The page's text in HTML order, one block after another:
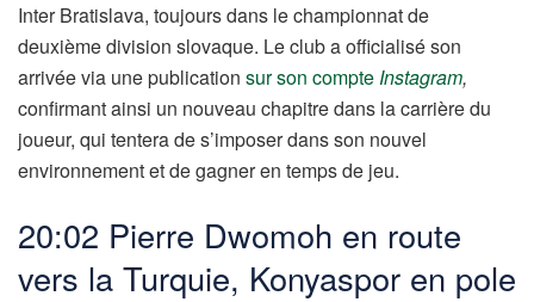
Inter Bratislava, toujours dans le championnat de
deuxième division slovaque. Le club a officialisé son
arrivée via une publication sur son compteInstagram,
confirmant ainsi un nouveau chapitre dans la carrière du
joueur, qui tentera de s’imposer dans son nouvel
environnement et de gagner en temps de jeu.
20:02 Pierre Dwomoh en route
vers la Turquie, Konyaspor en pole